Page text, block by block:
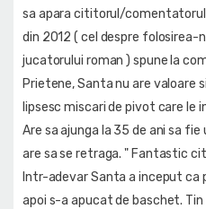
sa apara cititorul/
din 2012 ( cel despre
jucatorului roman ) spune la
Prietene, Santa nu are valoare
lipsesc miscari de pivot care le
Are sa ajunga la 35 de ani sa
are sa se retraga. " Fantastic
Intr-adevar Santa a inceput ca
apoi s-a apucat de baschet.